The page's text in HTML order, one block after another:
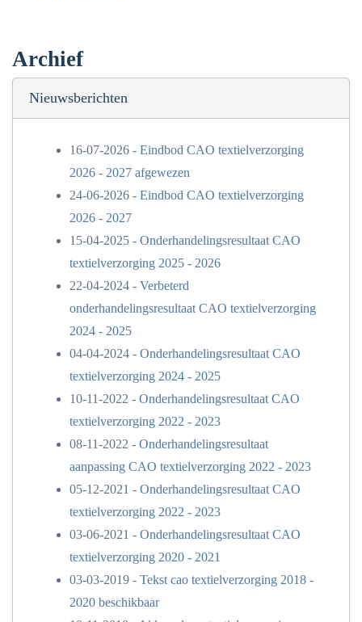
Archief
Nieuwsberichten
16-07-2026 - Eindbod CAO textielverzorging
2026 - 2027 afgewezen
24-06-2026 - Eindbod CAO textielverzorging
2026 - 2027
15-04-2025 - Onderhandelingsresultaat CAO
textielverzorging 2025 - 2026
22-04-2024 - Verbeterd
onderhandelingsresultaat CAO textielverzorging
2024 - 2025
04-04-2024 - Onderhandelingsresultaat CAO
textielverzorging 2024 - 2025
10-11-2022 - Onderhandelingsresultaat CAO
textielverzorging 2022 - 2023
08-11-2022 - Onderhandelingsresultaat
aanpassing CAO textielverzorging 2022 - 2023
05-12-2021 - Onderhandelingsresultaat CAO
textielverzorging 2022 - 2023
03-06-2021 - Onderhandelingsresultaat CAO
textielverzorging 2020 - 2021
03-03-2019 - Tekst cao textielverzorging 2018 -
2020 beschikbaar